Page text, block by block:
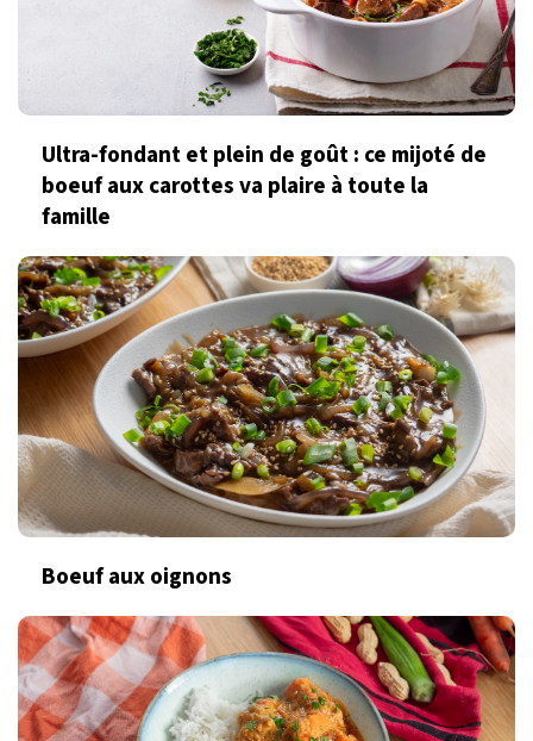
Ultra-fondant et plein de goût : ce mijoté de
boeuf aux carottes va plaire à toute la
famille
Boeuf aux oignons